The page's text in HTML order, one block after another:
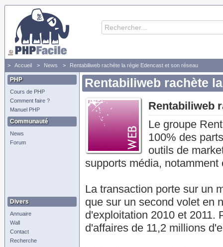
Accueil News Rentabiliweb rachète la régie Edencast et son réseau
PHP
Cours de PHP
Comment faire ?
Manuel PHP
Communauté
News
Forum
Divers
Annuaire
Wall
Contact
Recherche
Rentabiliweb rachète
Rentabiliweb
Le groupe
100% des
outils de
supports média,
La transaction porte sur un
que sur un second volet en
d'exploitation 2010 et 2011.
d'affaires de 11,2 millions